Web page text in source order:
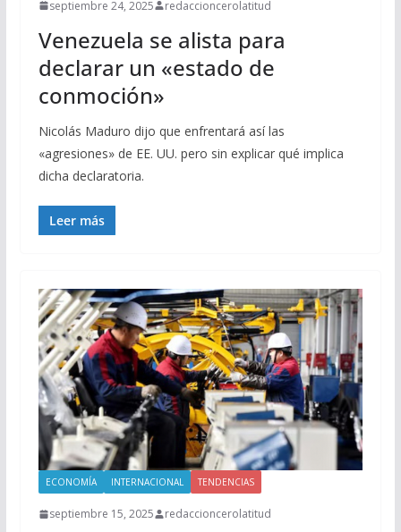
septiembre 24, 2025 redaccioncerolatitud
Venezuela se alista para
declarar un «estado de
conmoción»
Nicolás Maduro dijo que enfrentará así las
«agresiones» de EE. UU. pero sin explicar qué implica
dicha declaratoria.
Leer más
ECONOMÍA INTERNACIONAL TENDENCIAS
septiembre 15, 2025 redaccioncerolatitud